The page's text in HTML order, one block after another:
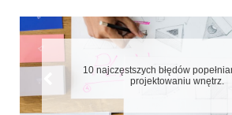
7 błędów które zepsują aranżację